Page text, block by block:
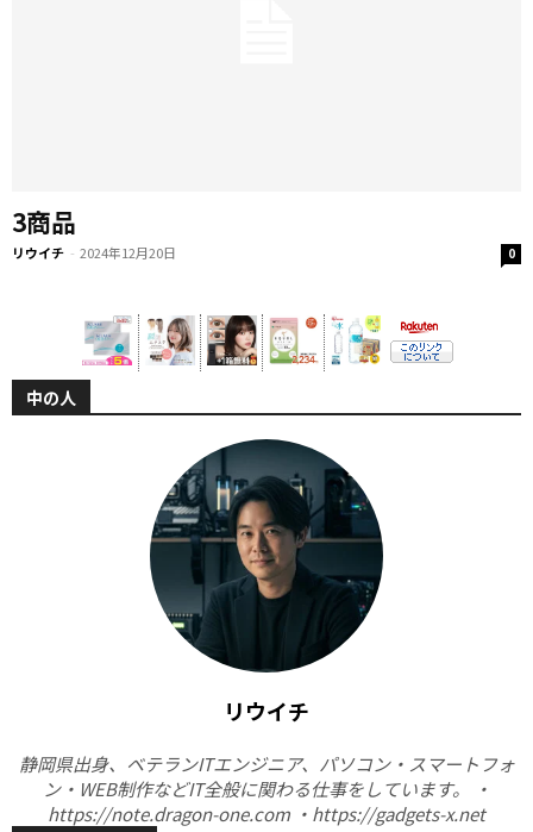
3商品
リウイチ - 2024年12月20日 0
中の人
リウイチ
静岡県出身、ベテランITエンジニア、パソコン・スマートフォ
ン・WEB制作などIT全般に関わる仕事をしています。 ・
https://note.dragon-one.com ・https://gadgets-x.net